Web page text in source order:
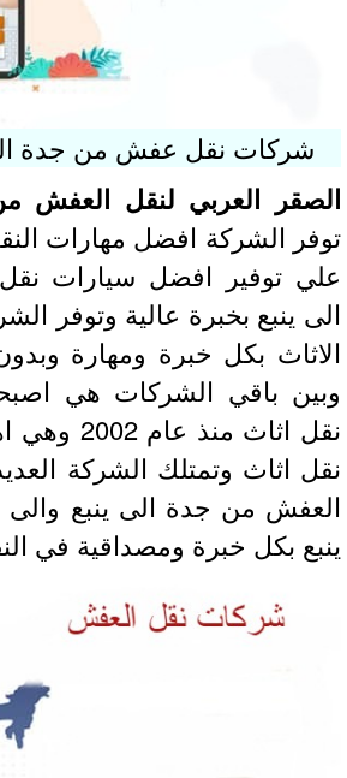
شركات نقل عفش من جدة الى
العربي لنقل العفش من
الشركة افضل مهارات
توفير افضل سيارات نقل
ينبع بخبرة عالية وتوفر
بكل خبرة ومهارة وبدون
باقي الشركات هي
نقل اثاث منذ
اثاث وتمتلك الشركة
من جدة الى ينبع والى
بكل خبرة ومصداقية في